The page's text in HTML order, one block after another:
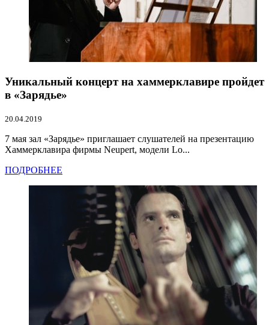
Уникальный концерт на хаммерклавире пройдет
в «Зарядье»
20.04.2019
7 мая зал «Зарядье» приглашает слушателей на презентацию
Хаммерклавира фирмы Neupert, модели Lo...
ПОДРОБНЕЕ